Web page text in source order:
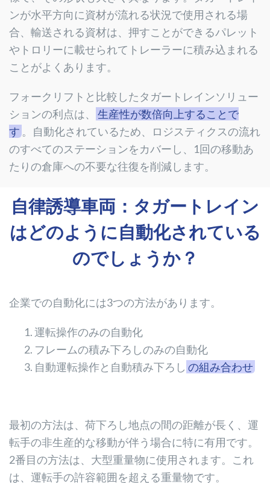
ンが水平方向に資材が流れる状況で使用される場
合、輸送される資材は、押すことができるパレット
やトロリーに載せられてトレーラーに積み込まれる
ことがよくあります。
フォークリフトと比較したタガートレインソリュー
ションの利点は、
生産性が数倍向上することで
す 。自動化されているため、ロジスティクスの流れ
のすべてのステーションをカバーし、1回の移動あ
たりの倉庫への不要な往復を削減します。
自律誘導車両：タガートレイン
はどのように自動化されている
のでしょうか？
企業での自動化には3つの方法があります。
運転操作のみの自動化
フレームの積み下ろしのみの自動化
自動運転操作と自動積み下ろし の組み合わせ
最初の方法は、荷下ろし地点の間の距離が長く、運
転手の非生産的な移動が伴う場合に特に有用です。
2番目の方法は、大型重量物に使用されます。これ
は、運転手の許容範囲を超える重量物です。